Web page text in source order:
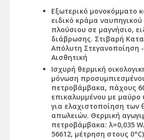
Εξωτερικό μονοκόμματο
ειδικό κράμα ναυπηγικού
πλούσιου σε μαγνήσιο,
διάβρωσης. Στιβαρή
Απόλυτη Στεγανοποίηση
Αισθητική
Ισχυρή θερμική
μόνωση
πετροβάμβακα, πάχους
επικαλυμμένου με
για ελαχιστοποίηση των
απωλειών. Θερμική
πετροβάμβακα: λ=0,035
56612, μέτρηση στους 0°C)